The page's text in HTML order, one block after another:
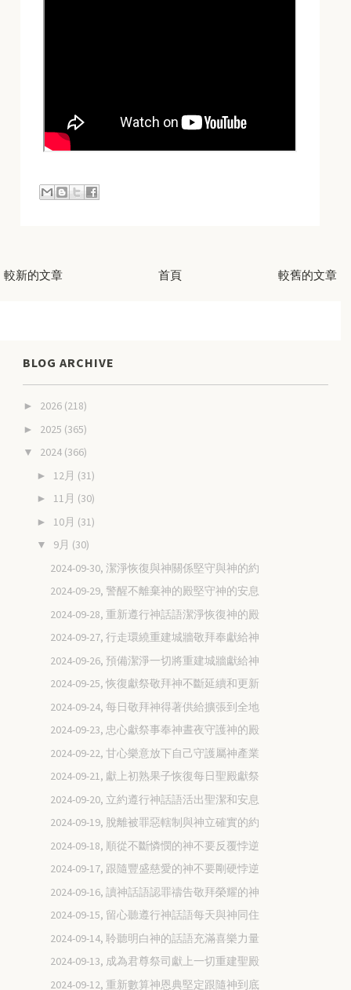
較新的文章 較舊的文章
首頁
BLOG ARCHIVE
► 2026 (218)
► 2025 (365)
▼ 2024 (366)
► 12月 (31)
► 11月 (30)
► 10月 (31)
▼ 9月 (30)
2024-09-30, 潔淨恢復與神關係堅守與神的約
2024-09-29, 警醒不離棄神的殿堅守神的安息
2024-09-28, 重新遵行神話語潔淨恢復神的殿
2024-09-27, 行走環繞重建城牆敬拜奉獻給神
2024-09-26, 預備潔淨一切將重建城牆獻給神
2024-09-25, 恢復獻祭敬拜神不斷延續和更新
2024-09-24, 每日敬拜神得著供給擴張到全地
2024-09-23, 忠心獻祭事奉神晝夜守護神的殿
2024-09-22, 甘心樂意放下自己守護屬神產業
2024-09-21, 獻上初熟果子恢復每日聖殿獻祭
2024-09-20, 立約遵行神話語活出聖潔和安息
2024-09-19, 脫離被罪惡轄制與神立確實的約
2024-09-18, 順從不斷憐憫的神不要反覆悖逆
2024-09-17, 跟隨豐盛慈愛的神不要剛硬悖逆
2024-09-16, 讀神話語認罪禱告敬拜榮耀的神
2024-09-15, 留心聽遵行神話語每天與神同住
2024-09-14, 聆聽明白神的話語充滿喜樂力量
2024-09-13, 成為君尊祭司獻上一切重建聖殿
2024-09-12, 重新數算神恩典堅定跟隨神到底